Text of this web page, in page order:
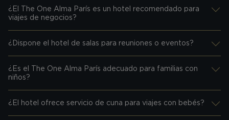
¿El The One Alma París es un hotel recomendado para
viajes de negocios?
Desplegar información
¿Dispone el hotel de salas para reuniones o eventos?
Desplegar información
¿Es el The One Alma París adecuado para familias con
niños?
Desplegar información
¿El hotel ofrece servicio de cuna para viajes con bebés?
Desplegar información